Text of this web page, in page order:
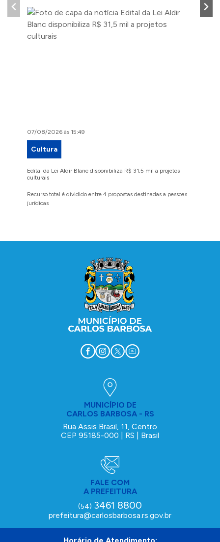
07/08/2026 às 15:49
Cultura
Edital da Lei Aldir Blanc disponibiliza R$ 31,5 mil a projetos
culturais
Recurso total é dividido entre 4 propostas destinadas a pessoas
jurídicas
MUNICÍPIO DE
CARLOS BARBOSA - RS
Rua Assis Brasil, 11, Centro
CEP 95185-000 | RS | Brasil
FALE COM
A PREFEITURA
(54) 3461 8800
prefeitura@carlosbarbosa.rs.gov.br